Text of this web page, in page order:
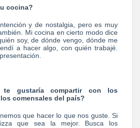
cocina?
y de nostalgia, pero es muy
Mi cocina en cierto modo dice
soy, de dónde vengo, dónde me
a hacer algo, con quién trabajé.
te gustaría compartir con los
comensales del país?
que hacer lo que nos guste. Si
que sea la mejor. Busca los